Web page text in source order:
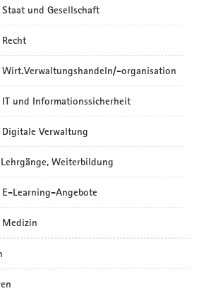
und Gesellschaft
organisation
und Informationssicherheit
Digitale Verwaltung
Weiterbildung
E-Learning-Angebote
Medizin